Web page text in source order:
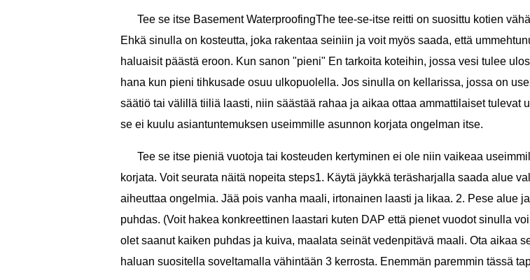
Tee se itse Basement WaterproofingThe tee-se-itse reitti on suosittu kotien
Ehkä sinulla on kosteutta, joka rakentaa seiniin ja voit myös saada, että
haluaisit päästä eroon. Kun sanon "pieni" En tarkoita koteihin, jossa vesi tulee
hana kun pieni tihkusade osuu ulkopuolella. Jos sinulla on kellarissa, jossa on
säätiö tai välillä tiiliä laasti, niin säästää rahaa ja aikaa ottaa ammattilaiset tulevat
se ei kuulu asiantuntemuksen useimmille asunnon korjata ongelman itse.
Tee se itse pieniä vuotoja tai kosteuden kertyminen ei ole niin vaikeaa
korjata. Voit seurata näitä nopeita steps1. Käytä jäykkä teräsharjalla saada alue
aiheuttaa ongelmia. Jää pois vanha maali, irtonainen laasti ja likaa. 2. Pese alue
puhdas. (Voit hakea konkreettinen laastari kuten DAP että pienet vuodot sinulla
olet saanut kaiken puhdas ja kuiva, maalata seinät vedenpitävä maali. Ota aikaa
haluan suositella soveltamalla vähintään 3 kerrosta. Enemmän paremmin tässä